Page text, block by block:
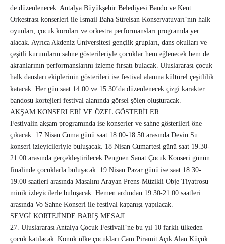
de düzenlenecek. Antalya Büyükşehir Belediyesi Bando ve Kent
Orkestrası konserleri ile İsmail Baha Sürelsan Konservatuvarı’nın halk
oyunları, çocuk koroları ve orkestra performansları programda yer
alacak. Ayrıca Akdeniz Üniversitesi gençlik grupları, dans okulları ve
çeşitli kurumların sahne gösterileriyle çocuklar hem eğlenecek hem de
akranlarının performanslarını izleme fırsatı bulacak. Uluslararası çocuk
halk dansları ekiplerinin gösterileri ise festival alanına kültürel çeşitlilik
katacak. Her gün saat 14.00 ve 15.30’da düzenlenecek çizgi karakter
bandosu kortejleri festival alanında görsel şölen oluşturacak.
AKŞAM KONSERLERİ VE ÖZEL GÖSTERİLER
Festivalin akşam programında ise konserler ve sahne gösterileri öne
çıkacak. 17 Nisan Cuma günü saat 18.00-18.50 arasında Devin Su
konseri izleyicileriyle buluşacak. 18 Nisan Cumartesi günü saat 19.30-
21.00 arasında gerçekleştirilecek Penguen Sanat Çocuk Konseri günün
finalinde çocuklarla buluşacak. 19 Nisan Pazar günü ise saat 18.30-
19.00 saatleri arasında Masalını Arayan Prens-Müzikli Obje Tiyatrosu
minik izleyicilerle buluşacak. Hemen ardından 19.30-21.00 saatleri
arasında Vo Sahne Konseri ile festival kapanışı yapılacak.
SEVGİ KORTEJİNDE BARIŞ MESAJI
27. Uluslararası Antalya Çocuk Festivali’ne bu yıl 10 farklı ülkeden
çocuk katılacak. Konuk ülke çocukları Cam Piramit Açık Alan Küçük